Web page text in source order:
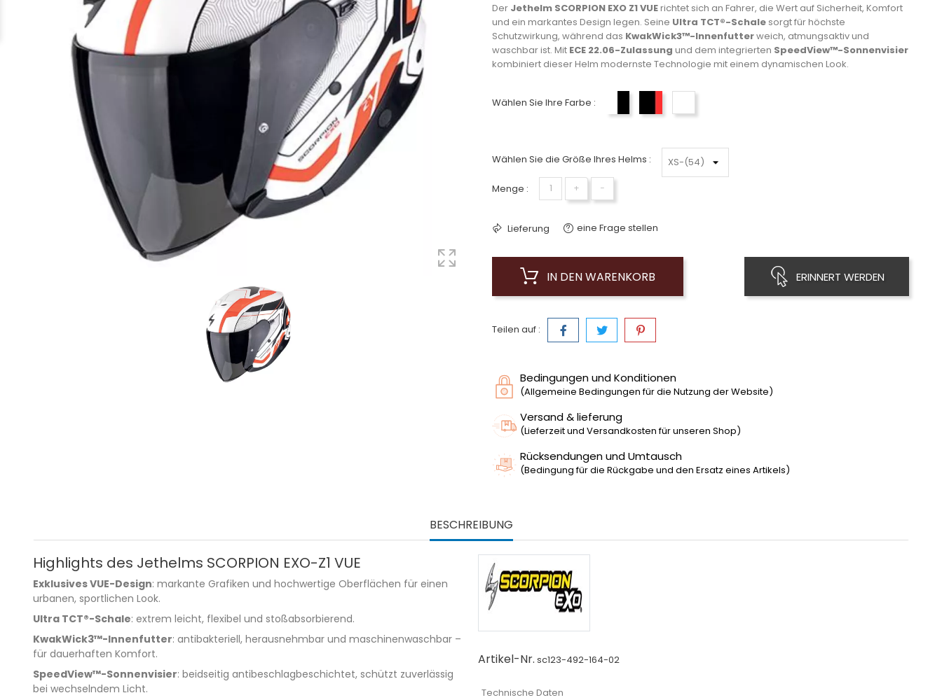
Der Jethelm SCORPION EXO Z1 VUErichtet sich an Fahrer, die Wert auf Sicherheit, Komfort
und ein markantes Design legen. Seine Ultra TCT®-Schale sorgt für höchste
Schutzwirkung, während das KwakWick3™-Innenfutterweich, atmungsaktiv und
waschbar ist. Mit ECE 22.06-Zulassung und dem integrierten SpeedView™-Sonnenvisier
kombiniert dieser Helm modernste Technologie mit einem dynamischen Look.
Wählen Sie Ihre Farbe :
Wählen Sie die Größe Ihres Helms :
Menge : + −
Lieferung eine Frage stellen
IN DEN WARENKORB ERINNERT WERDEN
Teilen auf :
Bedingungen und Konditionen
(Allgemeine Bedingungen für die Nutzung der Website)
Versand & lieferung
(Lieferzeit und Versandkosten für unseren Shop)
Rücksendungen und Umtausch
(Bedingung für die Rückgabe und den Ersatz eines Artikels)
BESCHREIBUNG
Highlights des Jethelms SCORPION EXO-Z1 VUE
Exklusives VUE-Design: markante Grafiken und hochwertige Oberflächen für einen
urbanen, sportlichen Look.
Ultra TCT®-Schale: extrem leicht, flexibel und stoßabsorbierend.
KwakWick3™-Innenfutter: antibakteriell, herausnehmbar und maschinenwaschbar –
für dauerhaften Komfort.
SpeedView™-Sonnenvisier: beidseitig antibeschlagbeschichtet, schützt zuverlässig
bei wechselndem Licht.
Artikel-Nr. sc123-492-164-02
Technische Daten